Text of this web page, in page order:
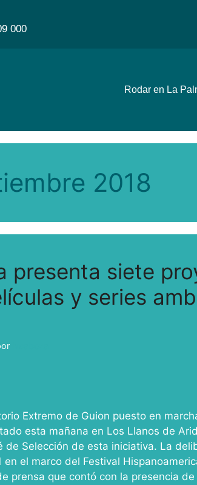
000
Rodar en La
2018
presenta siete
y series
Extremo de Guion puesto en
esta mañana en Los Llanos de
de Selección de esta iniciativa. La
en el marco del Festival
prensa que contó con la presencia